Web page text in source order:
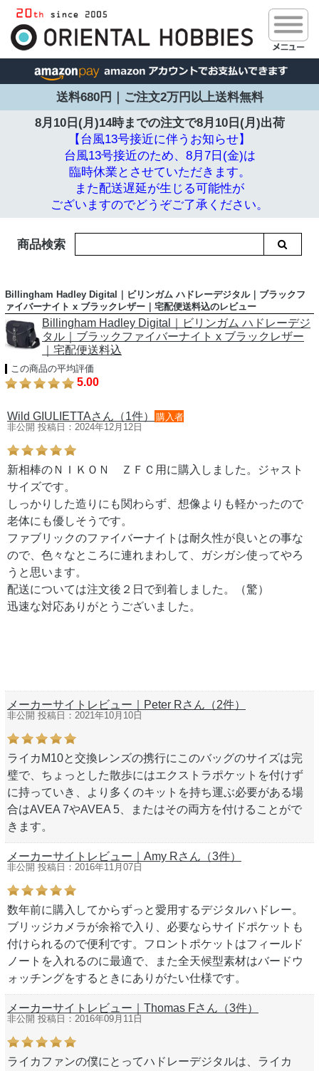
送料680円｜ご注文2万円以上送料無料
8月10日(月)14時までの注文で8月10日(月)出荷
【台風13号接近に伴うお知らせ】
台風13号接近のため、8月7日(金)は
臨時休業とさせていただきます。
また配送遅延が生じる可能性が
ございますのでどうぞご了承ください。
商品検索
Billingham Hadley Digital｜ビリンガム ハドレーデジタル｜ブラックフ
ァイバーナイト x ブラックレザー｜宅配便送料込のレビュー
Billingham Hadley Digital｜ビリンガム ハドレーデジ
タル｜ブラックファイバーナイト x ブラックレザー
｜宅配便送料込
この商品の平均評価
5.00
Wild GIULIETTAさん（1件）
購入者
非公開 投稿日：2024年12月12日
新相棒のＮＩＫＯＮ ＺＦＣ用に購入しました。ジャスト
サイズです。
しっかりした造りにも関わらず、想像よりも軽かったので
老体にも優しそうです。
ファブリックのファイバーナイトは耐久性が良いとの事な
ので、色々なところに連れまわして、ガシガシ使ってやろ
うと思います。
配送については注文後２日で到着しました。（驚）
迅速な対応ありがとうございました。
メーカーサイトレビュー｜Peter Rさん（2件）
非公開 投稿日：2021年10月10日
ライカM10と交換レンズの携行にこのバッグのサイズは完
璧で、ちょっとした散歩にはエクストラポケットを付けず
に持っていき、より多くのキットを持ち運ぶ必要がある場
合はAVEA 7やAVEA 5、またはその両方を付けることがで
きます。
メーカーサイトレビュー｜Amy Rさん（3件）
非公開 投稿日：2016年11月07日
数年前に購入してからずっと愛用するデジタルハドレー。
ブリッジカメラが余裕で入り、必要ならサイドポケットも
付けられるので便利です。フロントポケットはフィールド
ノートを入れるのに最適で、また全天候型素材はバードウ
ォッチングをするときにありがたい仕様です。
メーカーサイトレビュー｜Thomas Fさん（3件）
非公開 投稿日：2016年09月11日
ライカファンの僕にとってハドレーデジタルは、ライカ